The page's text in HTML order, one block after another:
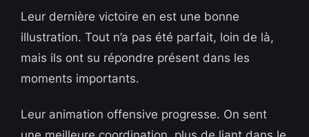
Leur dernière victoire en est une bonne
illustration. Tout n’a pas été parfait, loin de là,
mais ils ont su répondre présent dans les
moments importants.
Leur animation offensive progresse. On sent